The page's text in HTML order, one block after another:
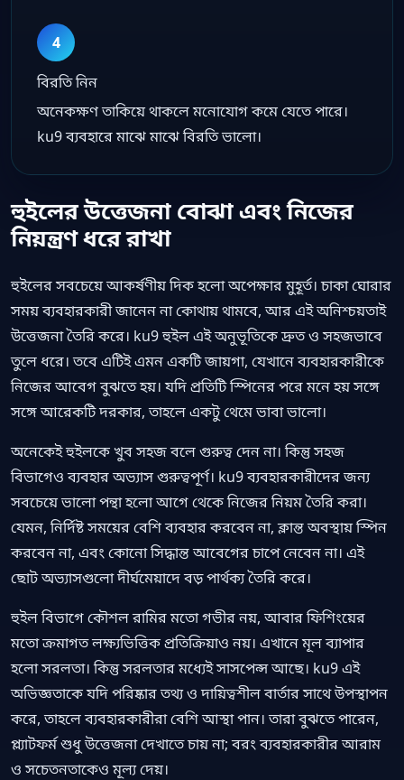
4
বিরতি নিন
অনেকক্ষণ তাকিয়ে থাকলে মনোযোগ কমে যেতে পারে।
ku9 ব্যবহারে মাঝে মাঝে বিরতি ভালো।
হুইলের উত্তেজনা বোঝা এবং নিজের
নিয়ন্ত্রণ ধরে রাখা
হুইলের সবচেয়ে আকর্ষণীয় দিক হলো অপেক্ষার মুহূর্ত। চাকা ঘোরার
সময় ব্যবহারকারী জানেন না কোথায় থামবে, আর এই অনিশ্চয়তাই
উত্তেজনা তৈরি করে। ku9 হুইল এই অনুভূতিকে দ্রুত ও সহজভাবে
তুলে ধরে। তবে এটিই এমন একটি জায়গা, যেখানে ব্যবহারকারীকে
নিজের আবেগ বুঝতে হয়। যদি প্রতিটি স্পিনের পরে মনে হয় সঙ্গে
সঙ্গে আরেকটি দরকার, তাহলে একটু থেমে ভাবা ভালো।
অনেকেই হুইলকে খুব সহজ বলে গুরুত্ব দেন না। কিন্তু সহজ
বিভাগেও ব্যবহার অভ্যাস গুরুত্বপূর্ণ। ku9 ব্যবহারকারীদের জন্য
সবচেয়ে ভালো পন্থা হলো আগে থেকে নিজের নিয়ম তৈরি করা।
যেমন, নির্দিষ্ট সময়ের বেশি ব্যবহার করবেন না, ক্লান্ত অবস্থায় স্পিন
করবেন না, এবং কোনো সিদ্ধান্ত আবেগের চাপে নেবেন না। এই
ছোট অভ্যাসগুলো দীর্ঘমেয়াদে বড় পার্থক্য তৈরি করে।
হুইল বিভাগে কৌশল রামির মতো গভীর নয়, আবার ফিশিংয়ের
মতো ক্রমাগত লক্ষ্যভিত্তিক প্রতিক্রিয়াও নয়। এখানে মূল ব্যাপার
হলো সরলতা। কিন্তু সরলতার মধ্যেই সাসপেন্স আছে। ku9 এই
অভিজ্ঞতাকে যদি পরিষ্কার তথ্য ও দায়িত্বশীল বার্তার সাথে উপস্থাপন
করে, তাহলে ব্যবহারকারীরা বেশি আস্থা পান। তারা বুঝতে পারেন,
প্ল্যাটফর্ম শুধু উত্তেজনা দেখাতে চায় না; বরং ব্যবহারকারীর আরাম
ও সচেতনতাকেও মূল্য দেয়।